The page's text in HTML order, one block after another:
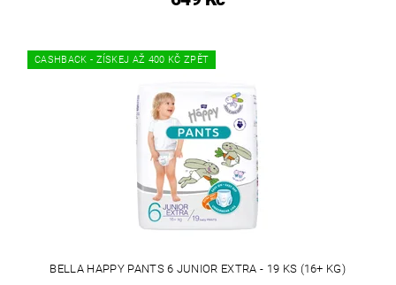
CASHBACK - ZÍSKEJ AŽ 400 KČ ZPĚT
BELLA HAPPY PANTS 6 JUNIOR EXTRA - 19 KS (16+ KG)